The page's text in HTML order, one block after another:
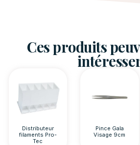
Ces produits
Distributeur
filaments Pro-
Tec
Pince Gala
Visage 9cm